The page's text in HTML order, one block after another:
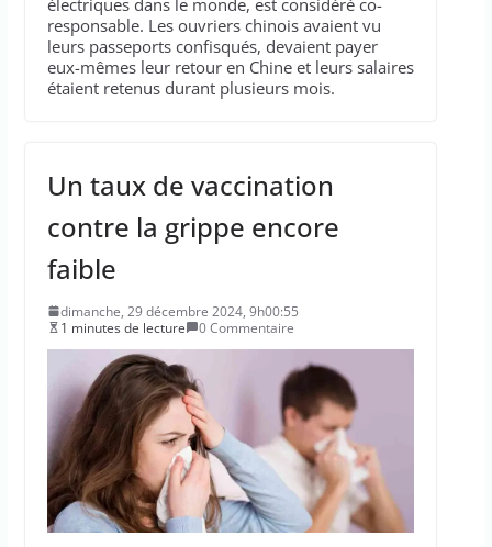
responsable. Les ouvriers chinois avaient vu
leurs passeports confisqués, devaient payer
eux-mêmes leur retour en Chine et leurs salaires
étaient retenus durant plusieurs mois.
Un taux de vaccination
contre la grippe encore
faible
dimanche, 29 décembre 2024, 9h00:55
1 minutes de lecture
0 Commentaire